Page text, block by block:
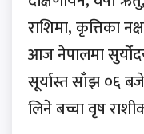
राशिमा, कृत्तिका
आज नेपालमा
सूर्यास्त साँझ ०६
लिने बच्चा वृष